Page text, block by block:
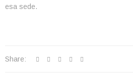
esa sede.
Share: